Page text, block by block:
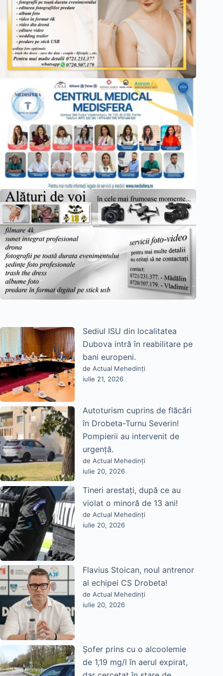
Sediul ISU din localitatea
Dubova intră în reabilitare pe
bani europeni.
de Actual Mehedinți
iulie 21, 2026
Autoturism cuprins de flăcări
în Drobeta-Turnu Severin!
Pompierii au intervenit de
urgență.
de Actual Mehedinți
iulie 20, 2026
Tineri arestați, după ce au
violat o minoră de 13 ani!
de Actual Mehedinți
iulie 20, 2026
Flavius Stoican, noul antrenor
al echipei CS Drobeta!
de Actual Mehedinți
iulie 20, 2026
Șofer prins cu o alcoolemie
de 1,19 mg/l în aerul expirat,